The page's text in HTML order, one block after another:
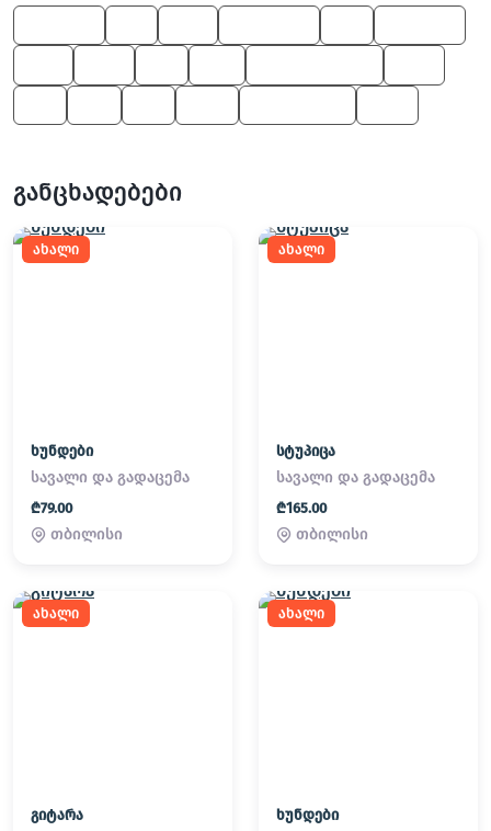
განცხადებები
ახალი
ხუნდები
სავალი და გადაცემა
₾79.00
თბილისი
ახალი
სტუპიცა
სავალი და გადაცემა
₾165.00
თბილისი
ახალი
გიტარა
ახალი
ხუნდები